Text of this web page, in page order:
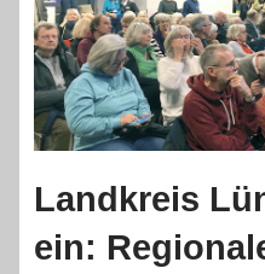
Landkreis
ein: